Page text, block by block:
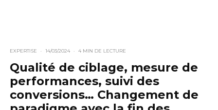
EXPERTISE · 14/03/2024 · 4 MIN DE LECTURE
Qualité de ciblage, mesure de
performances, suivi des
conversions… Changement de